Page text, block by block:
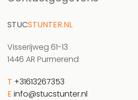
STUCSTUNTER.NL
Visserijweg 61-13
1446 AR Purmerend
T +31613267353
E info@stucstunter.nl